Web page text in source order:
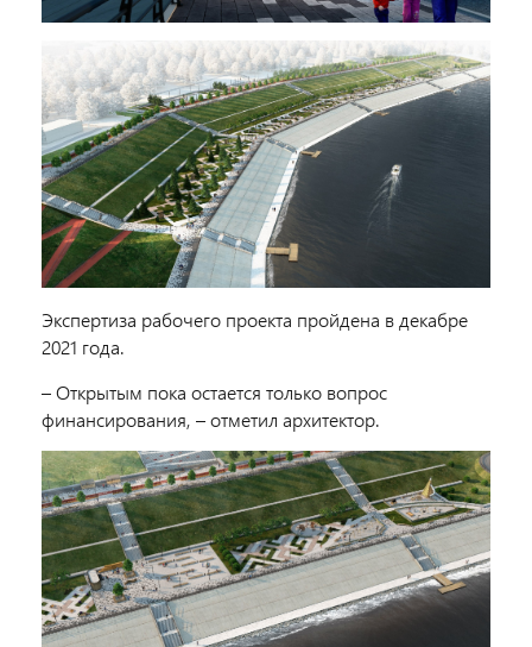
Экспертиза рабочего проекта пройдена в декабре
2021 года.
– Открытым пока остается только вопрос
финансирования, – отметил архитектор.